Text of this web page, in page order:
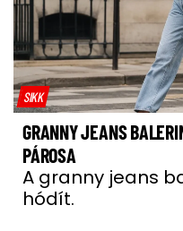
SIKK
GRANNY JEANS
PÁROSA
A granny jeans
hódít.